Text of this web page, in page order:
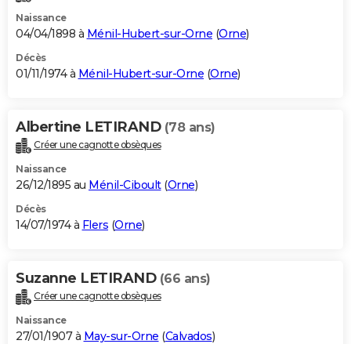
Naissance
04/04/1898 à Ménil-Hubert-sur-Orne (Orne)
Décès
01/11/1974 à Ménil-Hubert-sur-Orne (Orne)
Albertine LETIRAND (78 ans)
Créer une cagnotte obsèques
Naissance
26/12/1895 au Ménil-Ciboult(Orne)
Décès
14/07/1974 à Flers (Orne)
Suzanne LETIRAND (66 ans)
Créer une cagnotte obsèques
Naissance
27/01/1907 à May-sur-Orne (Calvados)